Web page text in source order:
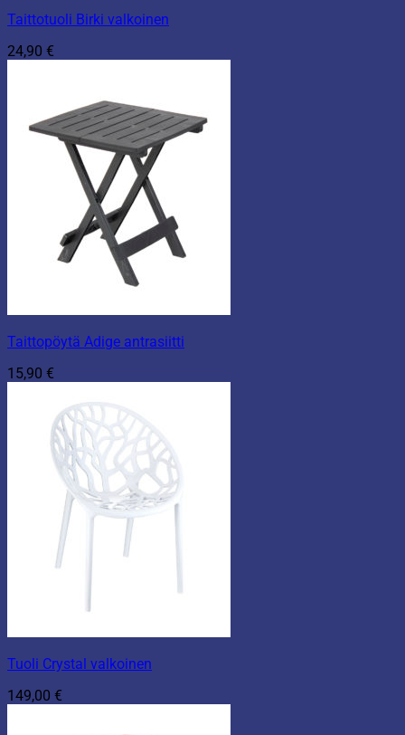
Taittotuoli Birki valkoinen
24,90 €
Taittopöytä Adige antrasiitti
15,90 €
Tuoli Crystal valkoinen
149,00 €